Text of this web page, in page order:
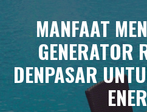
MANFAAT
GENERATOR
DENPASAR